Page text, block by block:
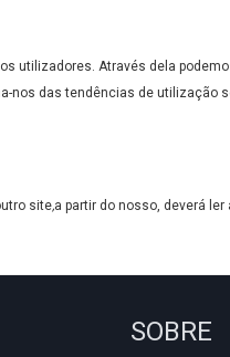
utilizadores. Através dela
nos das tendências de utilização
site,a partir do nosso, deverá
SOBRE